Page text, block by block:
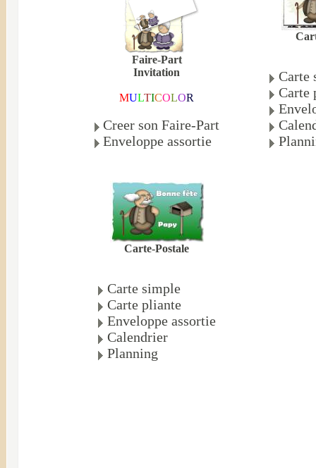
Faire-Part
Invitation
MULTICOLOR
Creer son Faire-Part
Enveloppe assortie
Carte
Carte
Carte-Postale
Carte simple
Carte pliante
Enveloppe assortie
Calendrier
Planning